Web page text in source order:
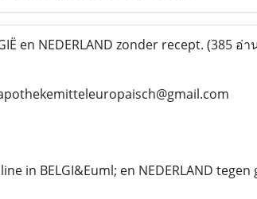
en NEDERLAND zonder recept. (385 อ่า
in BELGI&Euml; en NEDERLAND